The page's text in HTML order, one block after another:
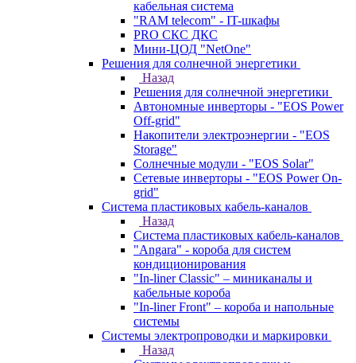
кабельная система
"RAM telecom" - IT-шкафы
PRO СКС ДКС
Мини-ЦОД "NetOne"
Решения для солнечной энергетики
Назад
Решения для солнечной энергетики
Автономные инверторы - "EOS Power
Off-grid"
Накопители электроэнергии - "EOS
Storage"
Солнечные модули - "EOS Solar"
Сетевые инверторы - "EOS Power On-
grid"
Система пластиковых кабель-каналов
Назад
Система пластиковых кабель-каналов
"Angara" - короба для систем
кондиционирования
"In-liner Classic" – миниканалы и
кабельные короба
"In-liner Front" – короба и напольные
системы
Системы электропроводки и маркировки
Назад